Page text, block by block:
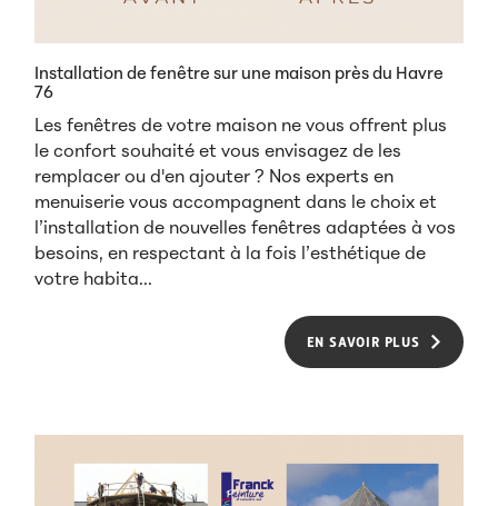
Installation de fenêtre sur une maison près du Havre
76
Les fenêtres de votre maison ne vous offrent plus
le confort souhaité et vous envisagez de les
remplacer ou d'en ajouter ? Nos experts en
menuiserie vous accompagnent dans le choix et
l’installation de nouvelles fenêtres adaptées à vos
besoins, en respectant à la fois l’esthétique de
votre habita...
EN SAVOIR PLUS